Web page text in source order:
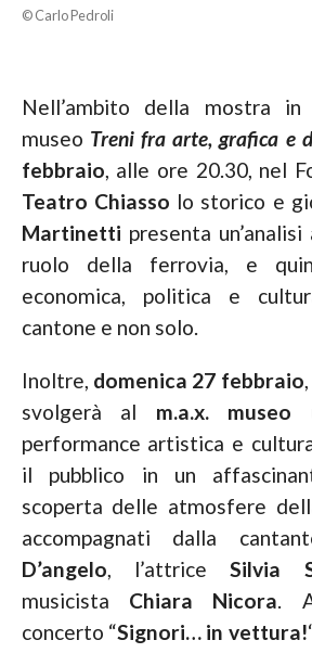
© Carlo Pedroli
Nell’ambito della mostra
museo Treni fra arte, grafica e
febbraio, alle ore 20.30, nel
Teatro Chiasso lo storico e
Martinetti presenta
ruolo della ferrovia, e
economica, politica e
cantone e non solo.
Inoltre, domenica 27 febbraio
svolgerà al m.a.x. museo
performance artistica e
il pubblico in un
scoperta delle atmosfere
accompagnati dalla
D’angelo, l’attriceSilvia
musicista Chiara Nicora.
concerto “Signori… in vettura!